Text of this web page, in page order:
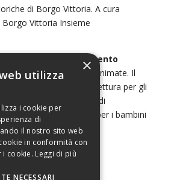
di Borgo Vittoria. A cura
Borgo Vittoria Insieme
– CFP Auxilium-Lucento
e Letture Animate. Il
bar organizza l’angolo lettura per gli
e gli allievi del Centro di
letture animate per i bambini
Sacro Cuore
programma 2018
×
utilizza
i cookie per
di
il nostro sito web
in conformità con
i cookie. Leggi di più
NECESSARI